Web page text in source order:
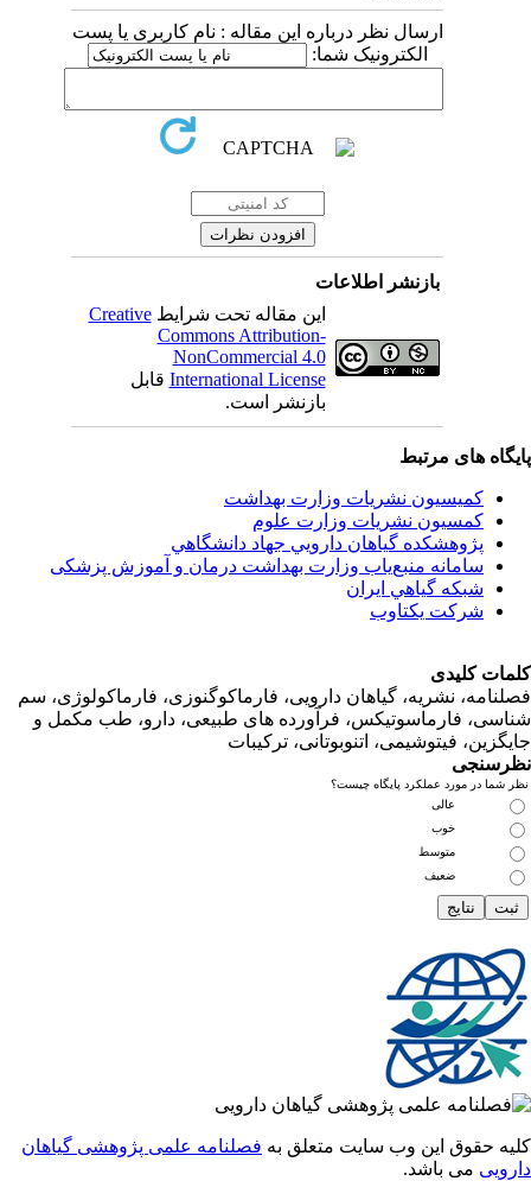
ارسال نظر درباره این مقاله : نام کاربری یا پست
الکترونیک شما:
بازنشر اطلاعات
این مقاله تحت شرایط Creative
Commons Attribution-
NonCommercial 4.0
International Licenseقابل
بازنشر است.
های مرتبط
کمیسیون نشریات وزارت بهداشت
کمسیون نشریات وزارت علوم
پژوهشكده گياهان دارويي جهاد دانشگاهي
سامانه منبع‌ياب وزارت بهداشت درمان و آموزش پزشکی
شبكه گياهي ايران
شرکت یکتاوب
کلیدی
نشریه، گیاهان دارویی، فارماکوگنوزی، فارماکولوژی، سم
فارماسوتیکس، فرآورده های طبیعی، دارو، طب مکمل و
فیتوشیمی، اتنوبوتانی، ترکیبات
در مورد عملکرد پایگاه چیست؟
متوسط
ضعیف
حقوق این وب سایت متعلق بهفصلنامه علمی پژوهشی گیاهان
می باشد.